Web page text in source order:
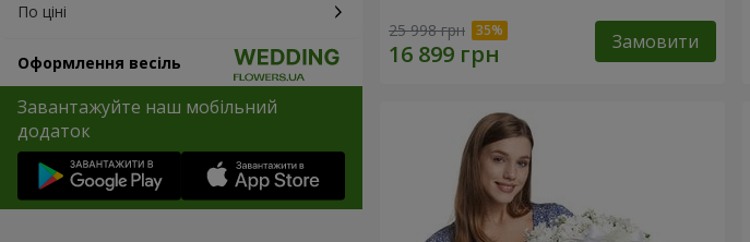
По ціні
Оформлення весіль
Завантажуйте наш мобільний
додаток
25 998 грн Замовити